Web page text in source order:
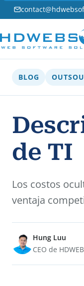
BLOG
de TI
Los costos
ventaja
Hung Luu
CEO de